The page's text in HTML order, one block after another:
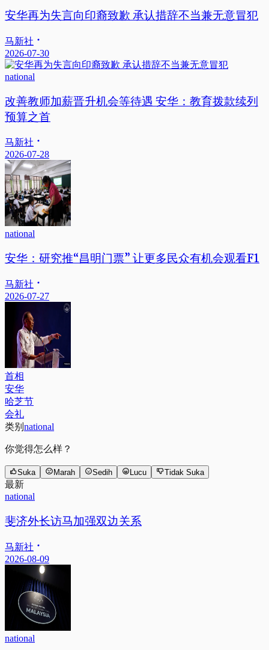
安华再为失言向印裔致歉 承认措辞不当兼无意冒犯
马新社
2026-07-30
national
改善教师加薪晋升机会等待遇 安华：教育拨款续列
预算之首
马新社
2026-07-28
national
安华：研究推“昌明门票” 让更多民众有机会观看F1
马新社
2026-07-27
首相
安华
哈芝节
会礼
类别 national
你觉得怎么样？
Suka Marah Sedih Lucu Tidak Suka
最新
national
斐济外长访马加强双边关系
马新社
2026-08-09
national